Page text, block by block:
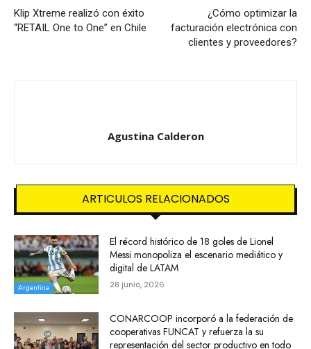
Klip Xtreme realizó con éxito
“RETAIL One to One” en Chile
¿Cómo optimizar la
facturación electrónica con
clientes y proveedores?
Agustina Calderon
ARTICULOS RELACIONADOS
Argentina
El récord histórico de 18 goles de Lionel
Messi monopoliza el escenario mediático y
digital de LATAM
28 junio, 2026
CONARCOOP incorporó a la federación de
cooperativas FUNCAT y refuerza la su
representación del sector productivo en todo